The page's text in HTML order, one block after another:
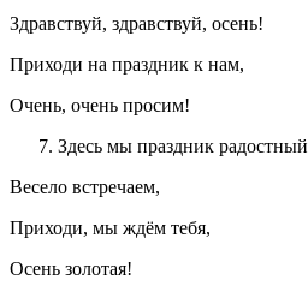
Здравствуй, здравствуй, осень!
Приходи на праздник к нам,
Очень, очень просим!
Здесь мы праздник радостный
Весело встречаем,
Приходи, мы ждём тебя,
Осень золотая!